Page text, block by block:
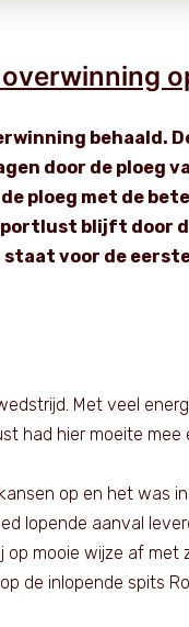
behaald.
door de ploeg
ploeg met de
blijft door
staat voor de
Met veel
had hier moeite
op en het was in
lopende aanval
mooie wijze af
de inlopende spits